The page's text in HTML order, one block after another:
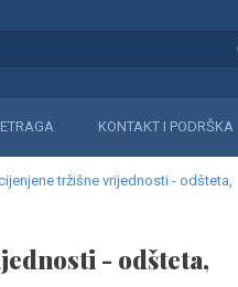
KONTAKT I PODRŠKA
tržišne vrijednosti - odšteta,
- odšteta,